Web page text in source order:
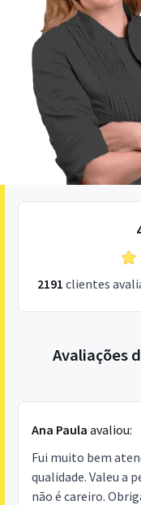
2191 clientes
Avaliações
Ana Paula avaliou:
Fui muito bem
qualidade. Valeu a
não é careiro.